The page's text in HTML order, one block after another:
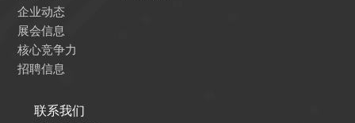
企业动态
展会信息
核心竞争力
招聘信息
联系我们